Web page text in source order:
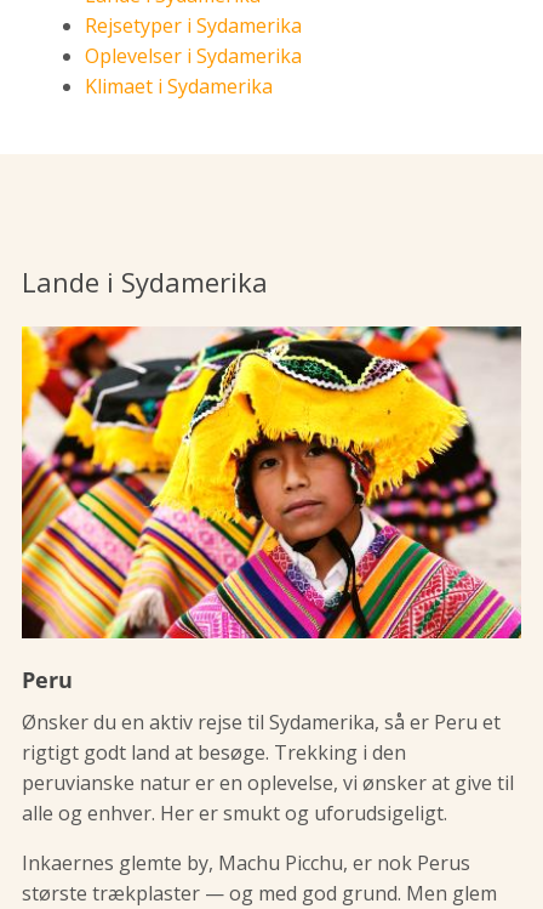
Rejsetyper i Sydamerika
Oplevelser i Sydamerika
Klimaet i Sydamerika
Lande i Sydamerika
Peru
Ønsker du en aktiv rejse til Sydamerika, så er Peru et
rigtigt godt land at besøge. Trekking i den
peruvianske natur er en oplevelse, vi ønsker at give til
alle og enhver. Her er smukt og uforudsigeligt.
Inkaernes glemte by, Machu Picchu, er nok Perus
største trækplaster — og med god grund. Men glem